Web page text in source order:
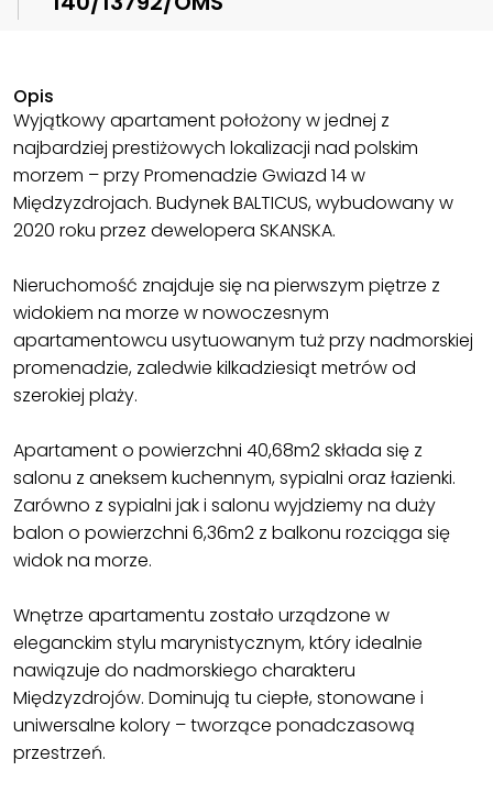
Opis
Wyjątkowy apartament położony w jednej z
najbardziej prestiżowych lokalizacji nad polskim
morzem – przy Promenadzie Gwiazd 14 w
Międzyzdrojach. Budynek BALTICUS, wybudowany w
2020 roku przez dewelopera SKANSKA.
Nieruchomość znajduje się na pierwszym piętrze z
widokiem na morze w nowoczesnym
apartamentowcu usytuowanym tuż przy nadmorskiej
promenadzie, zaledwie kilkadziesiąt metrów od
szerokiej plaży.
Apartament o powierzchni 40,68m2 składa się z
salonu z aneksem kuchennym, sypialni oraz łazienki.
Zarówno z sypialni jak i salonu wyjdziemy na duży
balon o powierzchni 6,36m2 z balkonu rozciąga się
widok na morze.
Wnętrze apartamentu zostało urządzone w
eleganckim stylu marynistycznym, który idealnie
nawiązuje do nadmorskiego charakteru
Międzyzdrojów. Dominują tu ciepłe, stonowane i
uniwersalne kolory – tworzące ponadczasową
przestrzeń.